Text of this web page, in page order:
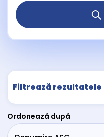
Filtrează rezultatele
Ordonează după